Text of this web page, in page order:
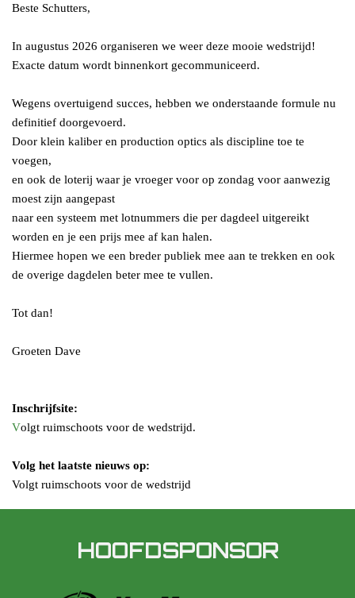
Beste Schutters,
In augustus 2026 organiseren we weer deze mooie wedstrijd!
Exacte datum wordt binnenkort gecommuniceerd.
Wegens overtuigend succes, hebben we onderstaande formule nu
definitief doorgevoerd.
Door klein kaliber en production optics als discipline toe te
voegen,
en ook de loterij waar je vroeger voor op zondag voor aanwezig
moest zijn aangepast
naar een systeem met lotnummers die per dagdeel uitgereikt
worden en je een prijs mee af kan halen.
Hiermee hopen we een breder publiek mee aan te trekken en ook
de overige dagdelen beter mee te vullen.
Tot dan!
Groeten Dave
Inschrijfsite:
Volgt ruimschoots voor de wedstrijd.
Volg het laatste nieuws op:
Volgt ruimschoots voor de wedstrijd
HOOFDSPONSOR